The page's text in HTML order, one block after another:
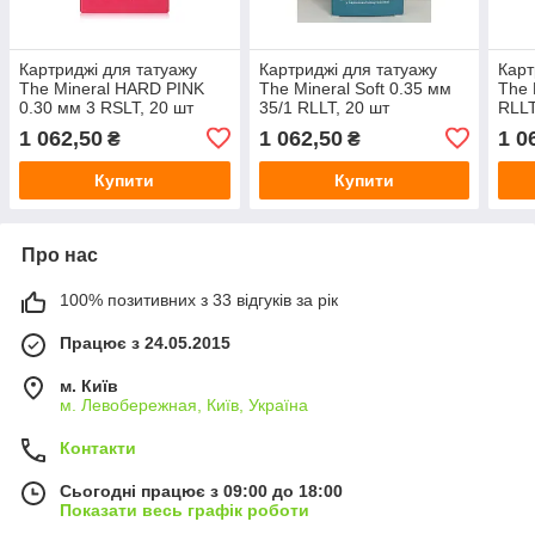
Картриджі для татуажу
The Mineral HARD PINK
0.30 мм 3 RSLT, 20 шт
1 062,50 ₴
Купити
Картриджі для татуажу
The Mineral Soft 0.35 мм
35/1 RLLT, 20 шт
1 062,50₴
Купити
The
1
Про нас
100% позитивних з 33 відгуків за рік
Працює з 24.05.2015
м. Київ
м. Левобережная, Київ, Україна
Контакти
Сьогодні працює з 09:00 до 18:00
Показати весь графік роботи